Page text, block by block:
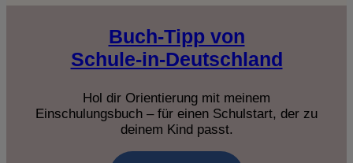
Buch-Tipp von
Schule-in-Deutschland
Hol dir Orientierung mit meinem
Einschulungsbuch – für einen Schulstart, der zu
deinem Kind passt.